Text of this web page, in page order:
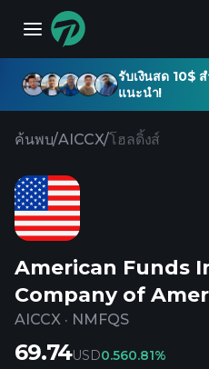
รับเงินสด 10$
แนะนำ!
ค้นพบ/AICCX/โฮลดิ้งส์
American Funds
Company of
AICCX · NMFQS
69.74USD0.560.81%